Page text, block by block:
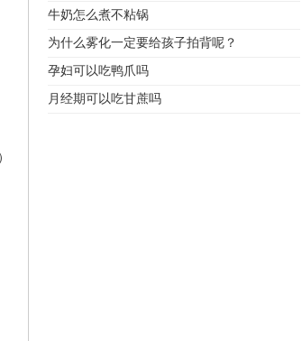
牛奶怎么煮不粘锅
为什么雾化一定要给孩子拍背呢？
孕妇可以吃鸭爪吗
月经期可以吃甘蔗吗